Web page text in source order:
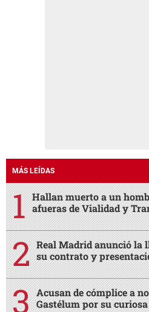
MÁS LEÍDAS
Hallan muerto a un
afueras de Vialidad y
Real Madrid anunció la
su contrato y
Acusan de cómplice a
Gastélum por su